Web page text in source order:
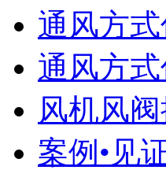
通风方
通风方
风机风
案例•见